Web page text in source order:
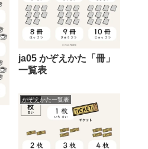
ja05 かぞえかた「冊」
一覧表
かぞえかた一覧表